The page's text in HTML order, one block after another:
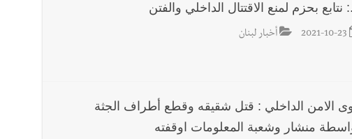
لبنان بكرة الطاولة للرجال للعام الرابع على التوالي
نتابع بحزم لمنع الاقتتال الداخلي والفتن
2021-10-23 أخبار لبنان
الامن الداخلي : قتل شقيقه وقطع أطراف الجثة
منشار وشعبة المعلومات اوقفته